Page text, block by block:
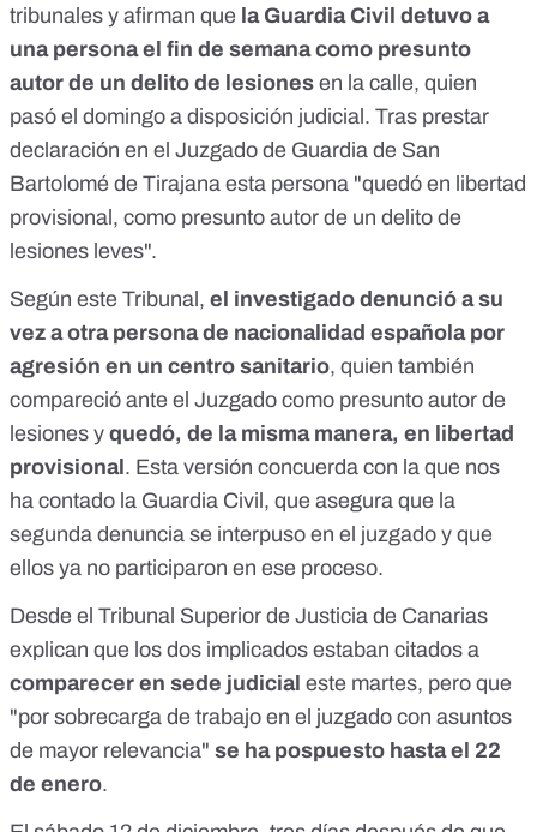
tribunales y afirman que la Guardia Civil detuvo a
una persona el fin de semana como presunto
autor de un delito de lesiones en la calle, quien
pasó el domingo a disposición judicial. Tras prestar
declaración en el Juzgado de Guardia de San
Bartolomé de Tirajana esta persona "quedó en libertad
provisional, como presunto autor de un delito de
lesiones leves".
Según este Tribunal, el investigado denunció a su
vez a otra persona de nacionalidad española por
agresión en un centro sanitario, quien también
compareció ante el Juzgado como presunto autor de
lesiones y quedó, de la misma manera, en libertad
provisional . Esta versión concuerda con la que nos
ha contado la Guardia Civil, que asegura que la
segunda denuncia se interpuso en el juzgado y que
ellos ya no participaron en ese proceso.
Desde el Tribunal Superior de Justicia de Canarias
explican que los dos implicados estaban citados a
comparecer en sede judicial este martes, pero que
"por sobrecarga de trabajo en el juzgado con asuntos
de mayor relevancia" se ha pospuesto hasta el 22
de enero.